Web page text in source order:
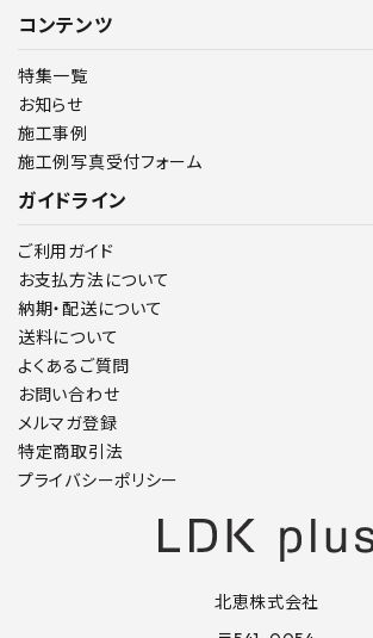
コンテンツ
特集一覧
お知らせ
施工事例
施工例写真受付フォーム
ガイドライン
ご利用ガイド
お支払方法について
納期・配送について
送料について
よくあるご質問
お問い合わせ
メルマガ登録
特定商取引法
プライバシーポリシー
北恵株式会社